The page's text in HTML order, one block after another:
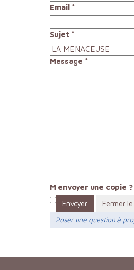
Email *
Sujet *
Message *
M'envoyer une copie ?
Envoyer
Fermer
Poser une question à